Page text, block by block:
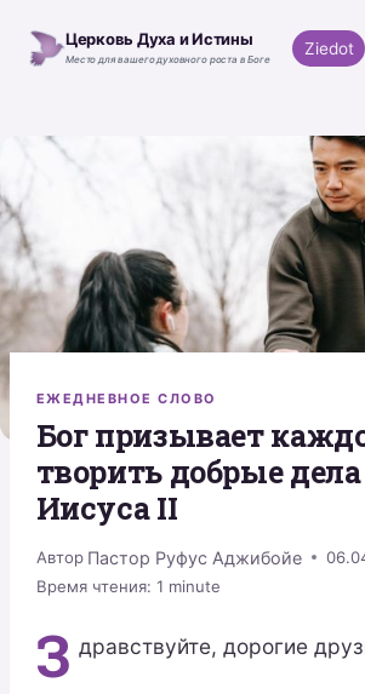
Церковь Духа и Истины
Место для вашего духовного роста в Боге
Ziedot
ЕЖЕДНЕВНОЕ СЛОВО
Бог призывает
творить добрые
Иисуса II
Автор Пастор Руфус Аджибойе
Время чтения: 1 minute
З дравствуйте, дорогие